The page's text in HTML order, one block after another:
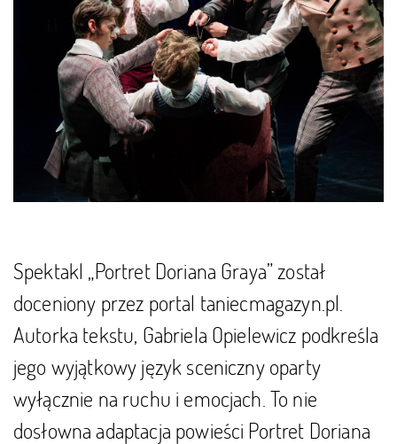
Spektakl „Portret Doriana Graya” został
doceniony przez portal taniecmagazyn.pl.
Autorka tekstu, Gabriela Opielewicz podkreśla
jego wyjątkowy język sceniczny oparty
wyłącznie na ruchu i emocjach. To nie
dosłowna adaptacja powieści Portret Doriana